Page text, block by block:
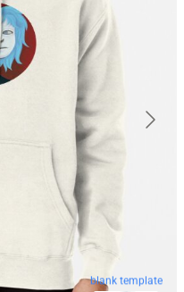
blank template